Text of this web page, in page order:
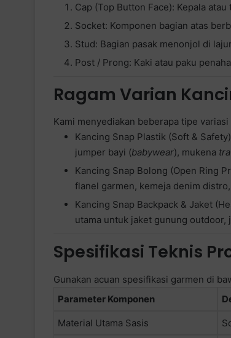
Cap (Top Button Face): Kepala
Socket: Komponen bagian atas
Stud: Bagian pasak menonjol di
Post / Prong: Kaki atau paku
Ragam Varian
Kami menyediakan beberapa tipe
Kancing Snap Plastik (Soft &
jumper bayi (babywear), mukena
Kancing Snap Bolong (Open Ring
flanel garmen, kemeja denim
Kancing Snap Backpack & Jaket
utama untuk jaket gunung
Spesifikasi Teknis
Gunakan acuan spesifikasi garmen di
Parameter Komponen
Material Utama Sasis